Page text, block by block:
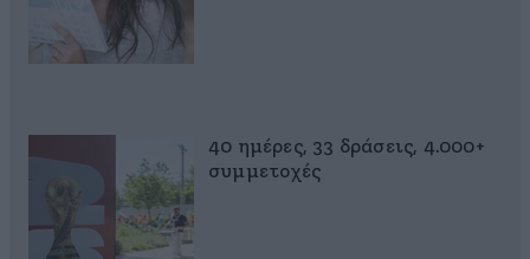
40 ημέρες, 33 δράσεις, 4.000+
συμμετοχές